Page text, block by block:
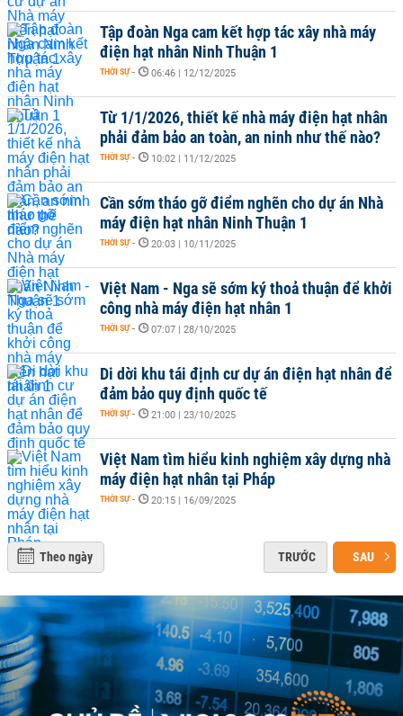
Tập đoàn Nga cam kết hợp tác xây nhà máy
điện hạt nhân Ninh Thuận 1
THỜI SỰ - 06:46 | 12/12/2025
Từ 1/1/2026, thiết kế nhà máy điện hạt nhân
phải đảm bảo an toàn, an ninh như thế nào?
THỜI SỰ - 10:02 | 11/12/2025
Cần sớm tháo gỡ điểm nghẽn cho dự án Nhà
máy điện hạt nhân Ninh Thuận 1
THỜI SỰ - 20:03 | 10/11/2025
Việt Nam - Nga sẽ sớm ký thoả thuận để khởi
công nhà máy điện hạt nhân 1
THỜI SỰ - 07:07 | 28/10/2025
Di dời khu tái định cư dự án điện hạt nhân để
đảm bảo quy định quốc tế
THỜI SỰ - 21:00 | 23/10/2025
Việt Nam tìm hiểu kinh nghiệm xây dựng nhà
máy điện hạt nhân tại Pháp
THỜI SỰ - 20:15 | 16/09/2025
Theo ngày TRƯỚC SAU